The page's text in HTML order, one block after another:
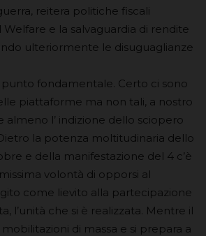
reitera politiche fiscali
Welfare e la salvaguardia di rendite
ulteriormente le disuguaglianze
fondamentale. Certo ci sono
piattaforme ma non tali, a nostro
almeno l’ indizione dello sciopero
la potenza moltitudinaria dello
e della manifestazione del 4 c’è
volontà di opporsi al
come lievito alla partecipazione
l’unità che si è realizzata. Mentre il
di massa e si prepara a